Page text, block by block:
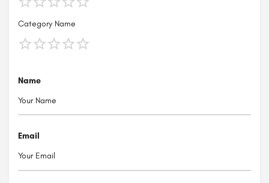
Category Name
Name
Email